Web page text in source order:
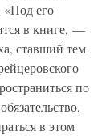
«Под его
в книге, —
ставший тем
по
в этом